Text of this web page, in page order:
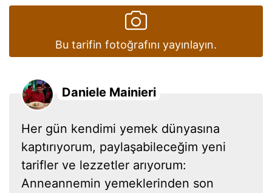
Bu tarifin fotoğrafını yayınlayın.
Daniele Mainieri
Her gün kendimi yemek dünyasına
kaptırıyorum, paylaşabileceğim yeni
tarifler ve lezzetler arıyorum:
Anneannemin yemeklerinden son